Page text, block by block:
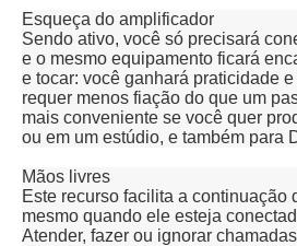
Esqueça do amplificador
Sendo ativo, você só precisará
e o mesmo equipamento ficará
e tocar: você ganhará praticidade
requer menos fiação do que um
mais conveniente se você quer
ou em um estúdio, e também para
Mãos livres
Este recurso facilita a continuação
mesmo quando ele esteja
Atender, fazer ou ignorar